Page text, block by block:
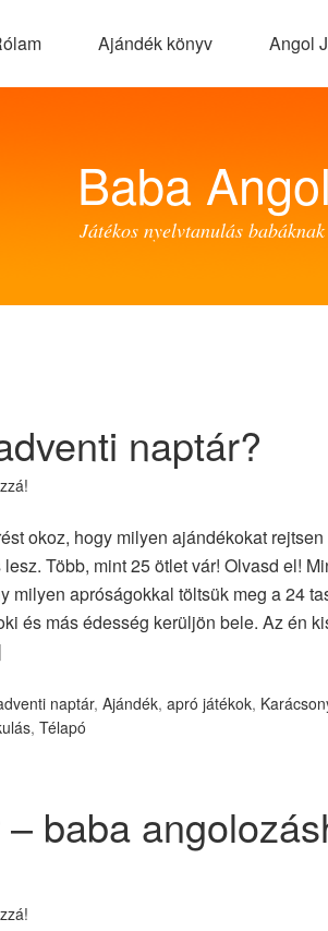
Ajándék könyv Angol
Baba
Játékos nyelvtanulás
naptár?
okoz, hogy milyen ajándékokat rejtsen
Több, mint 25 ötlet vár! Olvasd el!
milyen apróságokkal töltsük meg a 24
és más édesség kerüljön bele. Az én
naptár, Ajándék, apró játékok,
, Télapó
baba